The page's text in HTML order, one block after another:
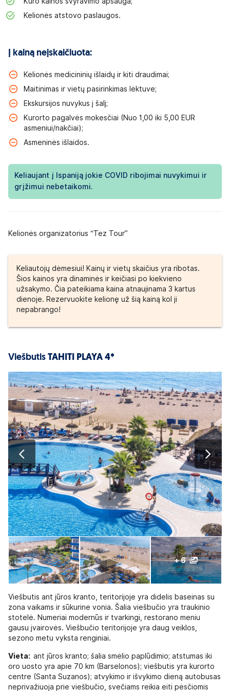
Kelionės atstovo paslaugos.
Į kainą neįskaičiuota:
Kelionės medicininių išlaidų ir kiti draudimai;
Maitinimas ir vietų pasirinkimas lėktuve;
Ekskursijos nuvykus į šalį;
Kurorto pagalvės mokesčiai (Nuo 1,00 iki 5,00 EUR
asmeniui/nakčiai);
Asmeninės išlaidos.
Keliaujant į Ispaniją jokie COVID ribojimai nuvykimui ir
grįžimui nebetaikomi.
Kelionės organizatorius “Tez Tour”
Keliautojų dėmesiui! Kainų ir vietų skaičius yra ribotas.
Šios kainos yra dinaminės ir keičiasi po kiekvieno
užsakymo. Čia pateikiama kaina atnaujinama 3 kartus
dienoje. Rezervuokite kelionę už šią kainą kol ji
nepabrango!
Viešbutis TAHITI PLAYA 4*
+ 6
Viešbutis ant jūros kranto, teritorijoje yra didelis baseinas su
zona vaikams ir sūkurine vonia. Šalia viešbučio yra traukinio
stotelė. Numeriai modernūs ir tvarkingi, restorano meniu
gausu įvairovės. Viešbučio teritorijoje yra daug veiklos,
sezono metu vyksta renginiai.
Vieta: ant jūros kranto; šalia smėlio paplūdimio; atstumas iki
oro uosto yra apie 70 km (Barselonos); viešbutis yra kurorto
centre (Santa Suzanos); atvykimo ir išvykimo dieną autobusas
neprivažiuoja prie viešbučio, svečiams reikia eiti pėsčiomis